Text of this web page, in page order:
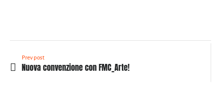
Prev post
Nuova convenzione con FMC_Arte!